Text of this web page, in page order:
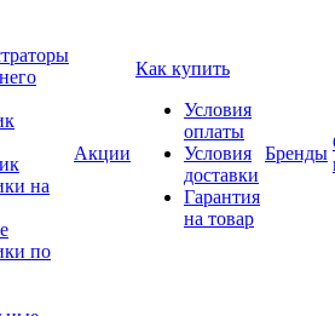
на
по
Акции
Как купить
Условия
оплаты
Условия
доставки
Гарантия
на товар
Бренды